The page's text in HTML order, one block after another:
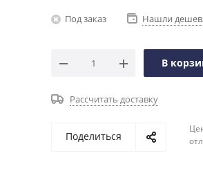
Под заказ Нашли
В
Рассчитать доставку
Поделиться